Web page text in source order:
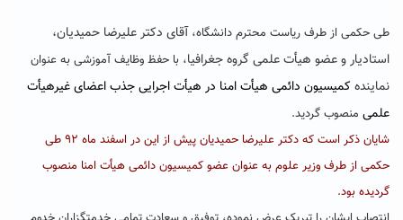
طی حکمی از طرف ریاست محترم دانشگاه، آقای دکتر علیرضا حمیدیان،
استادیار و عضو هیأت علمی گروه جغرافیا، با حفظ وظایف آموزشی به عنوان
نماینده کمیسیون دائمی هیأت امنا در هیأت اجرایی جذب اعضای غیرهیأت
علمی منصوب گردید.
شایان ذکر است که دکتر علیرضا حمیدیان پیش از این در اسفند ماه ۹۲ طی
حکمی از طرف وزیر علوم به عنوان عضو کمیسیون دائمی هیأت امنا منصوب
گردیده بود.